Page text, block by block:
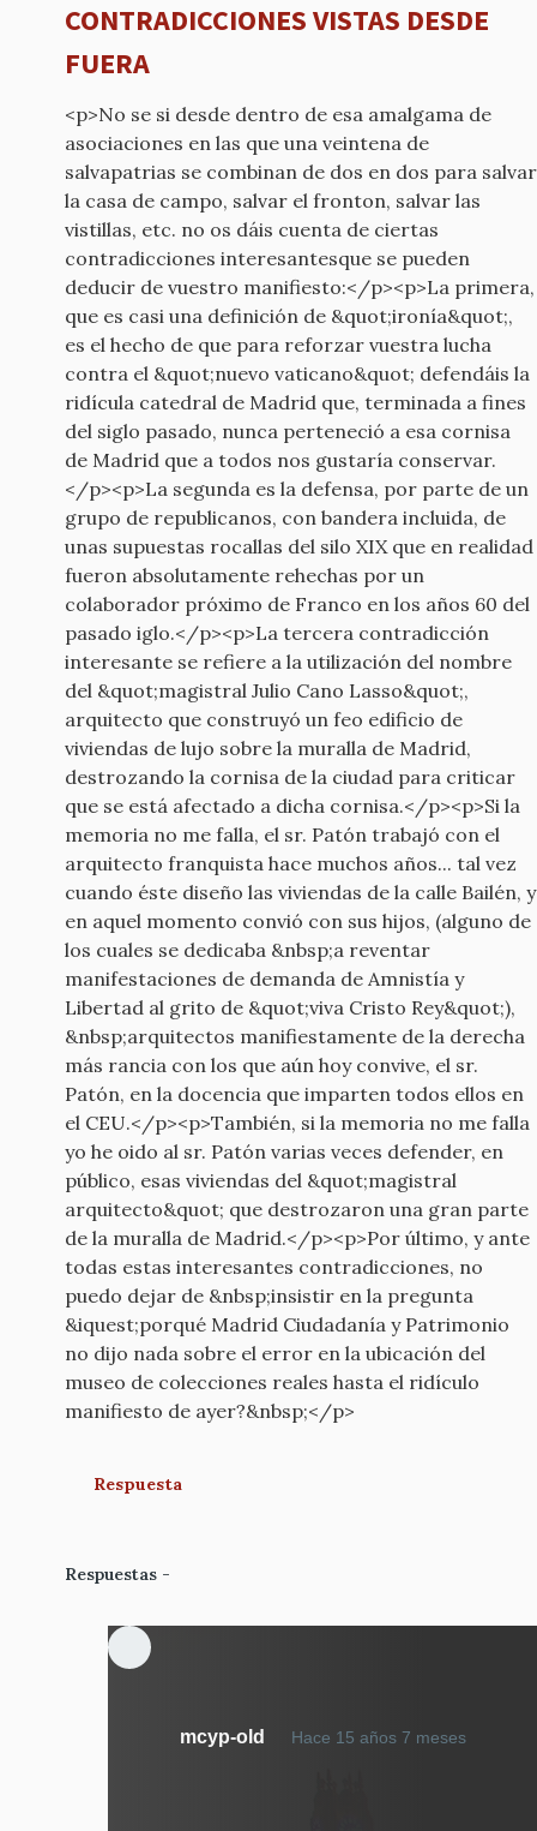
CONTRADICCIONES VISTAS DESDE
FUERA
<p>No se si desde dentro de esa amalgama de
asociaciones en las que una veintena de
salvapatrias se combinan de dos en dos para salvar
la casa de campo, salvar el fronton, salvar las
vistillas, etc. no os dáis cuenta de ciertas
contradicciones interesantesque se pueden
deducir de vuestro manifiesto:</p><p>La primera,
que es casi una definición de &quot;ironía&quot;,
es el hecho de que para reforzar vuestra lucha
contra el &quot;nuevo vaticano&quot; defendáis la
ridícula catedral de Madrid que, terminada a fines
del siglo pasado, nunca perteneció a esa cornisa
de Madrid que a todos nos gustaría conservar.
</p><p>La segunda es la defensa, por parte de un
grupo de republicanos, con bandera incluida, de
unas supuestas rocallas del silo XIX que en realidad
fueron absolutamente rehechas por un
colaborador próximo de Franco en los años 60 del
pasado iglo.</p><p>La tercera contradicción
interesante se refiere a la utilización del nombre
del &quot;magistral Julio Cano Lasso&quot;,
arquitecto que construyó un feo edificio de
viviendas de lujo sobre la muralla de Madrid,
destrozando la cornisa de la ciudad para criticar
que se está afectado a dicha cornisa.</p><p>Si la
memoria no me falla, el sr. Patón trabajó con el
arquitecto franquista hace muchos años... tal vez
cuando éste diseño las viviendas de la calle Bailén, y
en aquel momento convió con sus hijos, (alguno de
los cuales se dedicaba &nbsp;a reventar
manifestaciones de demanda de Amnistía y
Libertad al grito de &quot;viva Cristo Rey&quot;),
&nbsp;arquitectos manifiestamente de la derecha
más rancia con los que aún hoy convive, el sr.
Patón, en la docencia que imparten todos ellos en
el CEU.</p><p>También, si la memoria no me falla
yo he oido al sr. Patón varias veces defender, en
público, esas viviendas del &quot;magistral
arquitecto&quot; que destrozaron una gran parte
de la muralla de Madrid.</p><p>Por último, y ante
todas estas interesantes contradicciones, no
puedo dejar de &nbsp;insistir en la pregunta
&iquest;porqué Madrid Ciudadanía y Patrimonio
no dijo nada sobre el error en la ubicación del
museo de colecciones reales hasta el ridículo
manifiesto de ayer?&nbsp;</p>
Respuesta
Respuestas
mcyp-old Hace 15 años 7 mesesEn